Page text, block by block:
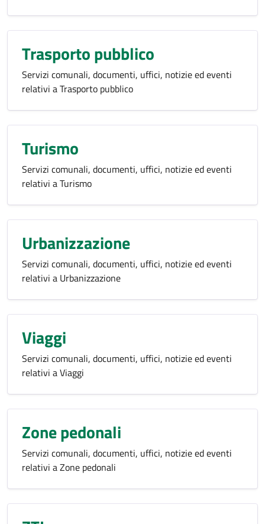
Trasporto pubblico
Servizi comunali, documenti, uffici, notizie ed eventi
relativi a Trasporto pubblico
Turismo
Servizi comunali, documenti, uffici, notizie ed eventi
relativi a Turismo
Urbanizzazione
Servizi comunali, documenti, uffici, notizie ed eventi
relativi a Urbanizzazione
Viaggi
Servizi comunali, documenti, uffici, notizie ed eventi
relativi a Viaggi
Zone pedonali
Servizi comunali, documenti, uffici, notizie ed eventi
relativi a Zone pedonali